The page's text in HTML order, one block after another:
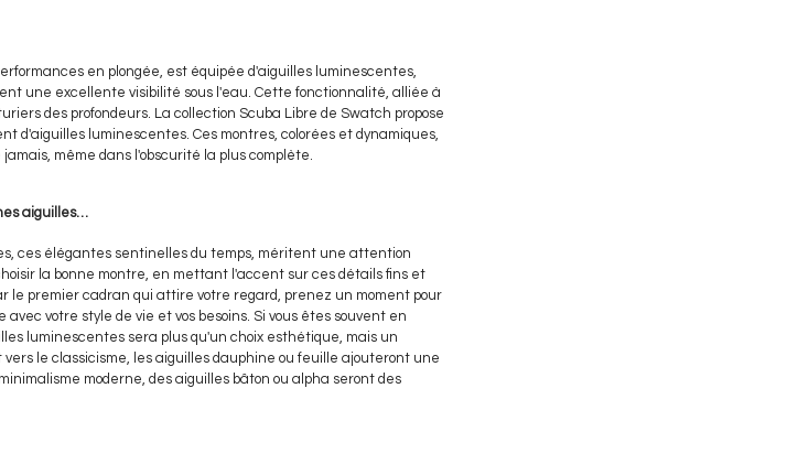
en plongée, est équipée d'aiguilles luminescentes,
une excellente visibilité sous l'eau. Cette fonctionnalité, alliée à
des profondeurs. La collection Scuba Libre de Swatch propose
d'aiguilles luminescentes. Ces montres, colorées et dynamiques,
même dans l'obscurité la plus complète.
aiguilles…
ces élégantes sentinelles du temps, méritent une attention
la bonne montre, en mettant l'accent sur ces détails fins et
le premier cadran qui attire votre regard, prenez un moment pour
votre style de vie et vos besoins. Si vous êtes souvent en
luminescentes sera plus qu'un choix esthétique, mais un
le classicisme, les aiguilles dauphine ou feuille ajouteront une
moderne, des aiguilles bâton ou alpha seront des